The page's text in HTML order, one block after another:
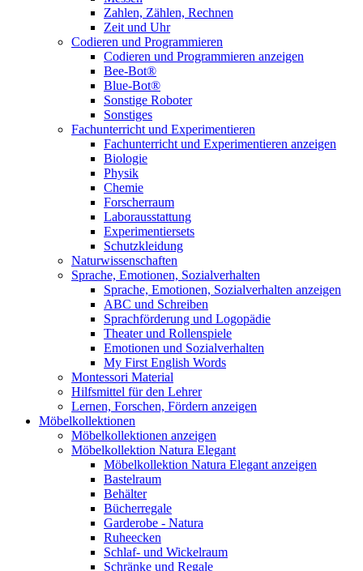
Zahlen, Zählen, Rechnen
Zeit und Uhr
Codieren und Programmieren
Codieren und Programmieren anzeigen
Bee-Bot®
Blue-Bot®
Sonstige Roboter
Sonstiges
Fachunterricht und Experimentieren
Fachunterricht und Experimentieren anzeigen
Biologie
Physik
Chemie
Forscherraum
Laborausstattung
Experimentiersets
Schutzkleidung
Naturwissenschaften
Sprache, Emotionen, Sozialverhalten
Sprache, Emotionen, Sozialverhalten anzeigen
ABC und Schreiben
Sprachförderung und Logopädie
Theater und Rollenspiele
Emotionen und Sozialverhalten
My First English Words
Montessori Material
Hilfsmittel für den Lehrer
Lernen, Forschen, Fördern anzeigen
Möbelkollektionen
Möbelkollektionen anzeigen
Möbelkollektion Natura Elegant
Möbelkollektion Natura Elegant anzeigen
Bastelraum
Behälter
Bücherregale
Garderobe - Natura
Ruheecken
Schlaf- und Wickelraum
Schränke und Regale